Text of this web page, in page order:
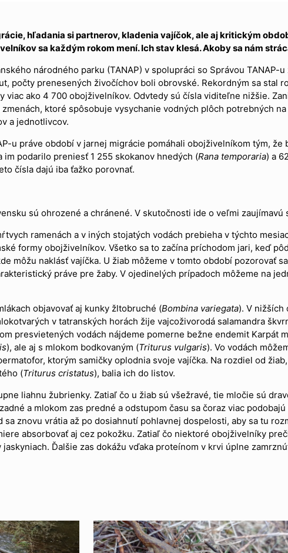
hľadania si partnerov, kladenia vajíčok, ale aj kritickým
sa každým rokom mení. Ich stav klesá. Akoby sa nám
národného parku (TANAP) v spolupráci so Správou
počty prenesených živočíchov boli obrovské. Rekordným sa stal
viac ako 4 700 obojživelníkov. Odvtedy sú čísla viditeľne nižšie.
ktoré spôsobuje vysychanie vodných plôch potrebných
a jednotlivcov.
u práve období v jarnej migrácie pomáhali obojživelníkom tým,
podarilo preniesť 1 255 skokanov hnedých (Rana temporaria) a
čísla dajú iba ťažko porovnať.
sú ohrozené a chránené. V skutočnosti ide o veľmi
ramenách a v iných stojatých vodách prebieha v týchto
formy obojživelníkov. Všetko sa to začína príchodom jari, keď
môžu naklásť vajíčka. U žiab môžeme v tomto období pozorovať
práve pre žaby. V ojedinelých prípadoch môžeme na
objavovať aj kunky žltobruché (Bombina variegata). V nižších
v tatranských horách žije vajcoživorodá salamandra
presvietených vodách nájdeme pomerne bežne endemit Karpát
), ale aj s mlokom bodkovaným (Triturus vulgaris). Vo vodách
ktorým samičky oplodnia svoje vajíčka. Na rozdiel od
(Triturus cristatus), balia ich do listov.
liahnu žubrienky. Zatiaľ čo u žiab sú všežravé, tie mločie sú
a mlokom zas predné a odstupom času sa čoraz viac
sa znovu vrátia až po dosiahnutí pohlavnej dospelosti, aby sa tu
absorbovať aj cez pokožku. Zatiaľ čo niektoré obojživelníky
Ďalšie zas dokážu vďaka proteínom v krvi úplne